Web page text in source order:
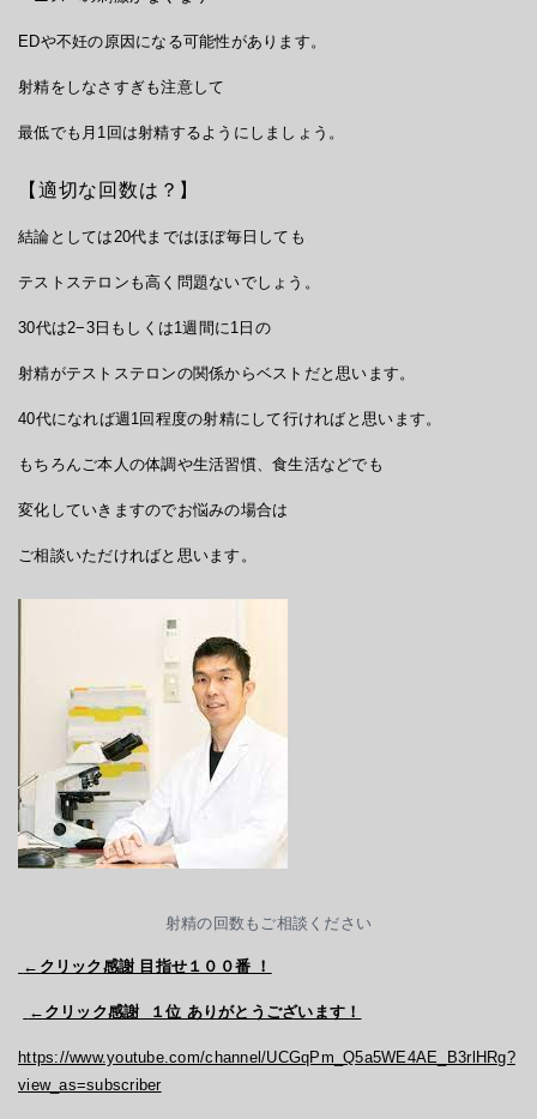
EDや不妊の原因になる可能性があります。
射精をしなさすぎも注意して
最低でも月1回は射精するようにしましょう。
【適切な回数は？】
結論としては20代まではほぼ毎日しても
テストステロンも高く問題ないでしょう。
30代は2−3日もしくは1週間に1日の
射精がテストステロンの関係からベストだと思います。
40代になれば週1回程度の射精にして行ければと思います。
もちろんご本人の体調や生活習慣、食生活などでも
変化していきますのでお悩みの場合は
ご相談いただければと思います。
射精の回数もご相談ください
←クリック感謝 目指せ１００番 ！
←クリック感謝 １位 ありがとうございます！
https://www.youtube.com/channel/UCGqPm_Q5a5WE4AE_B3rlHRg?
view_as=subscriber